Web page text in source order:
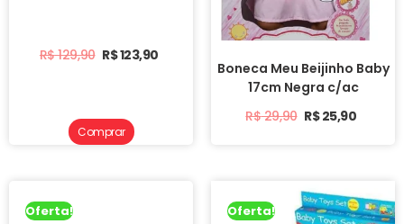
R$129,90 R$123,90
Boneca Meu Beijinho Baby
17cm Negra c/ac
R$29,90 R$25,90
Comprar
Oferta! Oferta!